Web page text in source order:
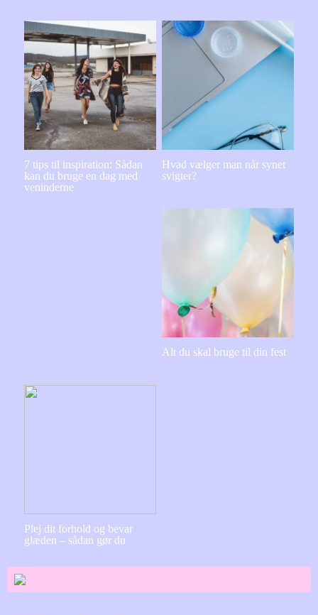
7 tips til inspiration: Sådan
kan du bruge en dag med
veninderne
Hvad vælger man når synet
svigter?
Alt du skal bruge til din fest
Plej dit forhold og bevar
glæden – sådan gør du